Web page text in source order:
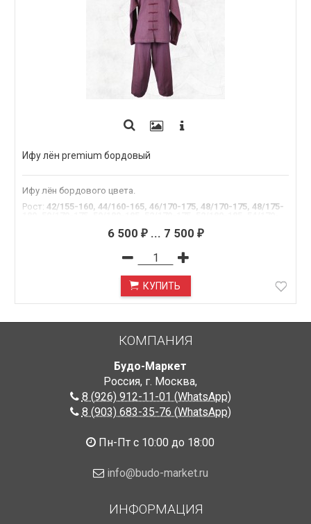
Ифу лён premium бордовый
Ифу лён бордового цвета.
Рост: 42/155-160, 44/160-165, 46/170-175, 48/170-175, 48/175-
6 500 ₽... 7 500 ₽
КУПИТЬ
КОМПАНИЯ
Будо-Маркет
Россия, г. Москва,
8 (926) 912-11-01 (WhatsApp)
8 (903) 683-35-76 (WhatsApp)
Пн-Пт с 10:00 до 18:00
info@budo-market.ru
ИНФОРМАЦИЯ